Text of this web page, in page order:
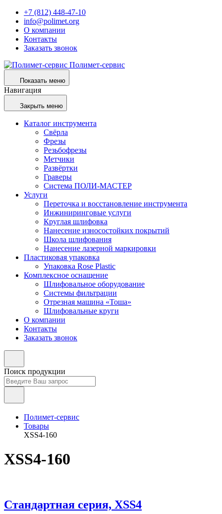
+7 (812) 448-47-10
info@polimet.org
О компании
Контакты
Заказать звонок
Полимет-сервис
Показать меню
Навигация
Закрыть меню
Каталог инструмента
Свёрла
Фрезы
Резьбофрезы
Метчики
Развёртки
Граверы
Система ПОЛИ-МАСТЕР
Услуги
Переточка и восстановление инструмента
Инжиниринговые услуги
Круглая шлифовка
Нанесение износостойких покрытий
Школа шлифования
Нанесение лазерной маркировки
Пластиковая упаковка
Упаковка Rose Plastic
Комплексное оснащение
Шлифовальное оборудование
Системы фильтрации
Отрезная машина «Тоша»
Шлифовальные круги
О компании
Контакты
Заказать звонок
Поиск продукции
Полимет-сервис
Товары
XSS4-160
XSS4-160
Стандартная серия, XSS4